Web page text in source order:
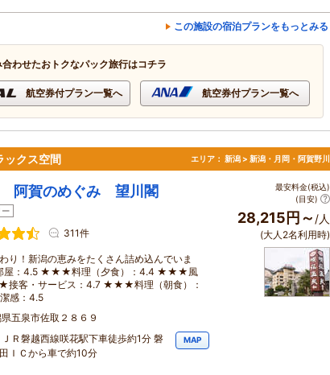
この施設の宿泊プランをもっとみる
わせたおトクなパック旅行はコチラ
航空券付プラン一覧へ 航空券付プラン一覧へ
クス空間 エリア： 新潟 > 新潟・月岡・阿賀野川
阿賀のめぐみ 望川閣
ー
311件
り！新潟の恵みをたくさん詰め込んでいま
：4.5 ★★★料理（夕食）：4.4 ★★★風
客・サービス：4.7 ★★★料理（朝食）：
感：4.5
五泉市佐取２８６９
ＪＲ磐越西線咲花駅下車徒歩約1分 磐
ＩＣから車で約10分
MAP
最安料金(税込)
(目安)
28,215円～ /人
(大人2名利用時)